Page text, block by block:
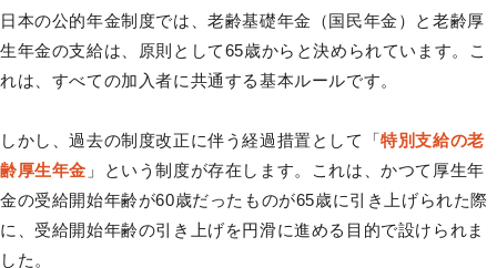
日本の公的年金制度では、老齢基礎年金（国民年金）と老齢厚
生年金の支給は、原則として65歳からと決められています。こ
れは、すべての加入者に共通する基本ルールです。
しかし、過去の制度改正に伴う経過措置として「特別支給の老
齢厚生年金 」という制度が存在します。これは、かつて厚生年
金の受給開始年齢が60歳だったものが65歳に引き上げられた際
に、受給開始年齢の引き上げを円滑に進める目的で設けられま
した。